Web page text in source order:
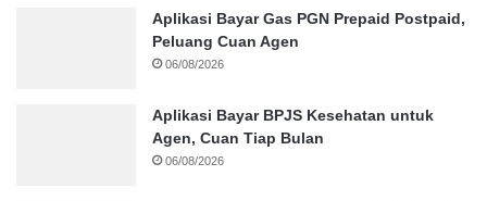
Aplikasi Bayar Gas PGN Prepaid Postpaid,
Peluang Cuan Agen
06/08/2026
Aplikasi Bayar BPJS Kesehatan untuk
Agen, Cuan Tiap Bulan
06/08/2026